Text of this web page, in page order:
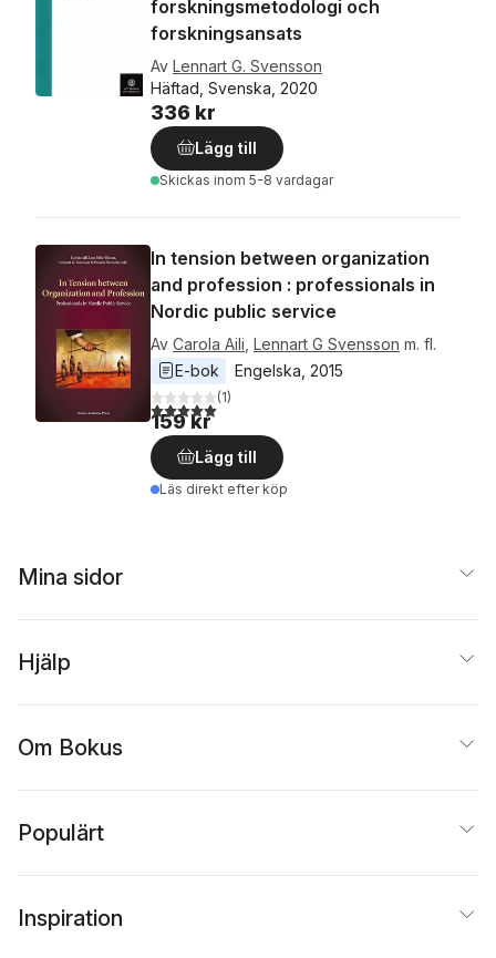
forskningsmetodologi och
forskningsansats
Av Lennart G. Svensson
Häftad, Svenska, 2020
336 kr
Lägg till
Skickas inom 5-8 vardagar
In tension between organization
and profession : professionals in
Nordic public service
Av Carola Aili Lennart G Svensson m. fl.
E-bok
Engelska 2015
5,0utav 5 stjärnor. Totalt antal röster:
(1)
159 kr
Lägg till
Läs direkt efter köp
Mina sidor
Hjälp
Om Bokus
Populärt
Inspiration